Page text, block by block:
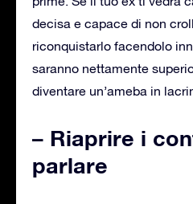
decisa e capace di non
riconquistarlo facendolo
saranno nettamente
diventare un’ameba in
– Riaprire i
parlare